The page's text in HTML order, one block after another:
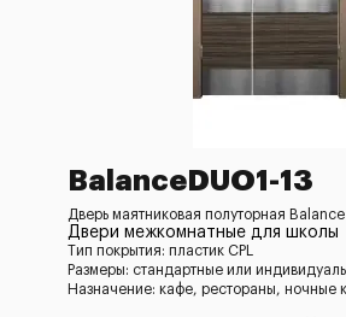
BalanceDUO1-13
Дверь маятниковая полуторная Balance
Двери межкомнатные для школы
Тип покрытия: пластик CPL
Размеры: стандартные или
Назначение: кафе, рестораны, ночные